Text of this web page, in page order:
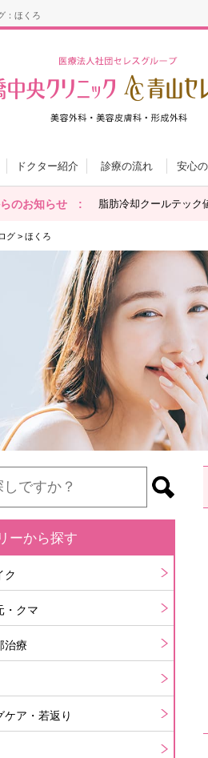
：ほくろ
ドクター紹介 診療の流れ 安心
らのお知らせ : 脂肪冷却クールテック
グ > ほくろ
ーから探す
ク
・クマ
治療
ケア・若返り